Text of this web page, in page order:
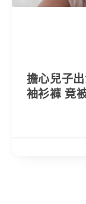
擔心兒子
袖衫褲 竟